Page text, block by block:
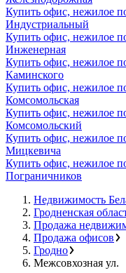
Купить офис, нежилое
Индустриальный
Купить офис, нежилое
Инженерная
Купить офис, нежилое
Каминского
Купить офис, нежилое
Комсомольская
Купить офис, нежилое
Комсомольский
Купить офис, нежилое
Мицкевича
Купить офис, нежилое
Пограничников
Недвижимость
Гродненская
Продажа
Продажа офисов
Гродно
Межсовхозная ул.